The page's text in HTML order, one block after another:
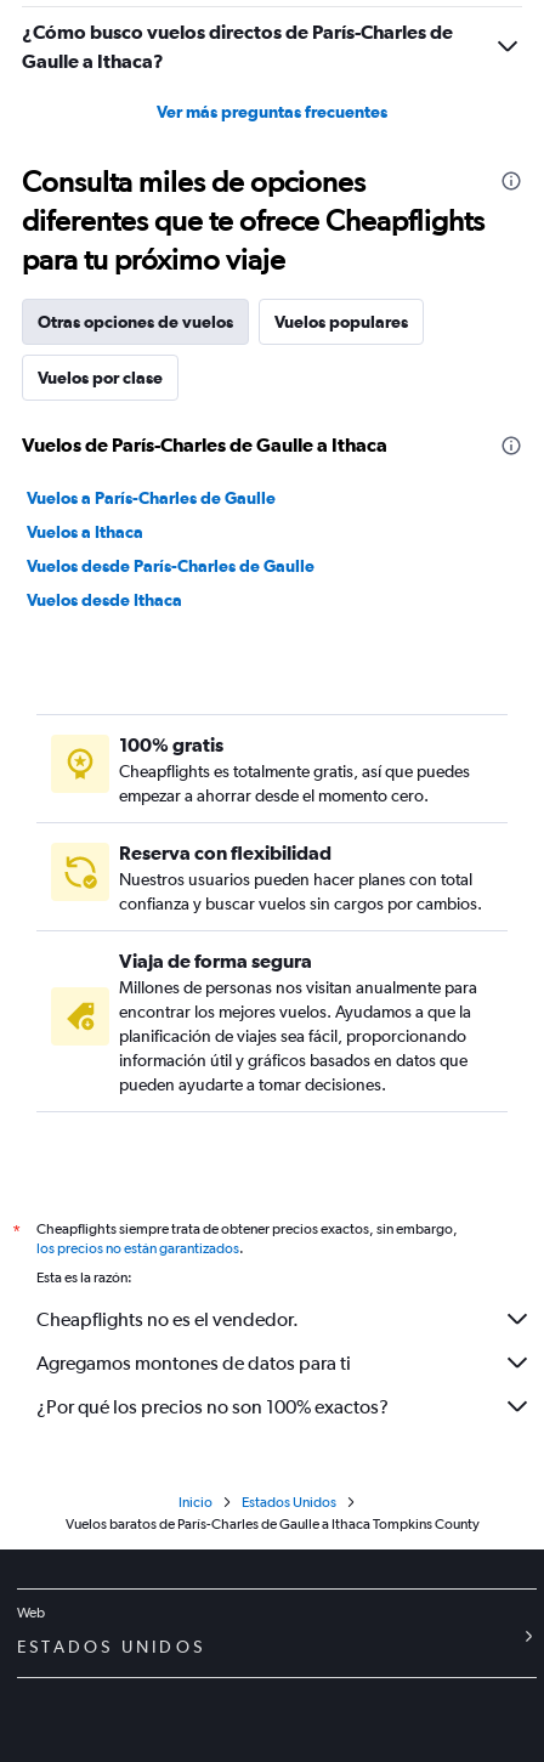
¿Cómo busco vuelos directos de París-Charles de
Gaulle a Ithaca?
Ver más preguntas frecuentes
Consulta miles de opciones
diferentes que te ofrece Cheapflights
para tu próximo viaje
Otras opciones de vuelos Vuelos populares
Vuelos por clase
Vuelos de París-Charles de Gaulle a Ithaca
Vuelos a París-Charles de Gaulle
Vuelos a Ithaca
Vuelos desde París-Charles de Gaulle
Vuelos desde Ithaca
100% gratis
Cheapflights es totalmente gratis, así que puedes
empezar a ahorrar desde el momento cero.
Reserva con flexibilidad
Nuestros usuarios pueden hacer planes con total
confianza y buscar vuelos sin cargos por cambios.
Viaja de forma segura
Millones de personas nos visitan anualmente para
encontrar los mejores vuelos. Ayudamos a que la
planificación de viajes sea fácil, proporcionando
información útil y gráficos basados en datos que
pueden ayudarte a tomar decisiones.
*
Cheapflights siempre trata de obtener precios exactos, sin embargo,
los precios no están garantizados.
Esta es la razón:
Cheapflights no es el vendedor.
Agregamos montones de datos para ti
¿Por qué los precios no son 100% exactos?
Inicio
Estados Unidos
Vuelos baratos de París-Charles de Gaulle a Ithaca Tompkins County
Web
ESTADOS UNIDOS